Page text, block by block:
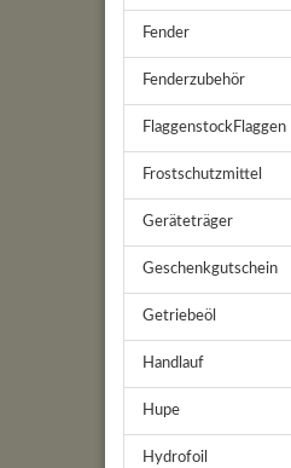
Fender
Fenderzubehör
FlaggenstockFlaggen
Frostschutzmittel
Geräteträger
Geschenkgutschein
Getriebeöl
Handlauf
Hupe
Hydrofoil